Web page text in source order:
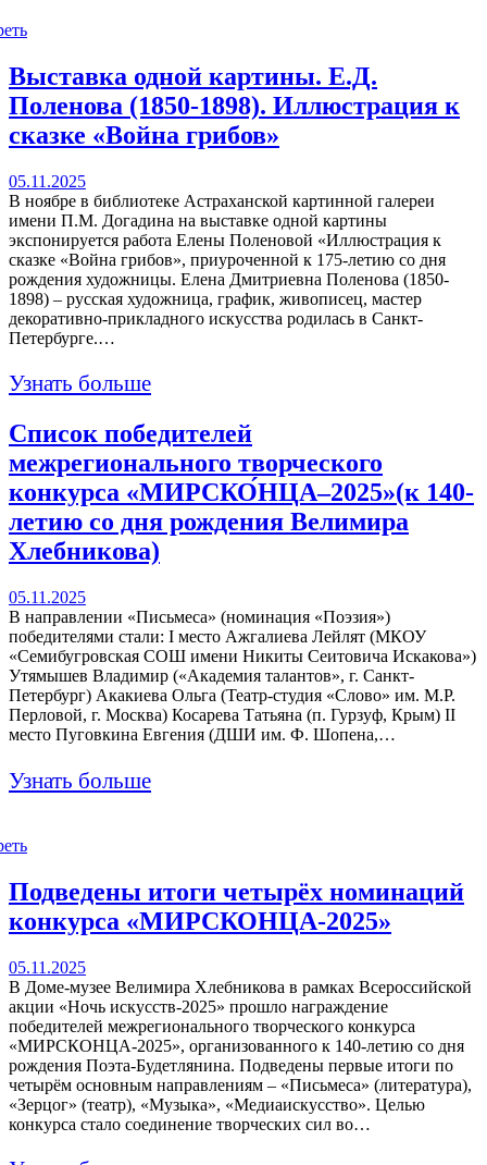
Выставка одной картины. Е.Д.
Поленова (1850-1898). Иллюстрация к
сказке «Война грибов»
05.11.2025
В ноябре в библиотеке Астраханской картинной галереи
имени П.М. Догадина на выставке одной картины
экспонируется работа Елены Поленовой «Иллюстрация к
сказке «Война грибов», приуроченной к 175-летию со дня
рождения художницы. Елена Дмитриевна Поленова (1850-
1898) – русская художница, график, живописец, мастер
декоративно-прикладного искусства родилась в Санкт-
Петербурге.…
Узнать больше
Список победителей
межрегионального творческого
конкурса «МИРСКО́НЦА–2025»(к 140-
летию со дня рождения Велимира
Хлебникова)
05.11.2025
В направлении «Письмеса» (номинация «Поэзия»)
победителями стали: I место Ажгалиева Лейлят (МКОУ
«Семибугровская СОШ имени Никиты Сеитовича Искакова»)
Утямышев Владимир («Академия талантов», г. Санкт-
Петербург) Акакиева Ольга (Театр-студия «Слово» им. М.Р.
Перловой, г. Москва) Косарева Татьяна (п. Гурзуф, Крым) II
место Пуговкина Евгения (ДШИ им. Ф. Шопена,…
Узнать больше
Подведены итоги четырёх номинаций
конкурса «МИРСКОНЦА-2025»
05.11.2025
В Доме-музее Велимира Хлебникова в рамках Всероссийской
акции «Ночь искусств-2025» прошло награждение
победителей межрегионального творческого конкурса
«МИРСКОНЦА-2025», организованного к 140-летию со дня
рождения Поэта-Будетлянина. Подведены первые итоги по
четырём основным направлениям – «Письмеса» (литература),
«Зерцог» (театр), «Музыка», «Медиаискусство». Целью
конкурса стало соединение творческих сил во…